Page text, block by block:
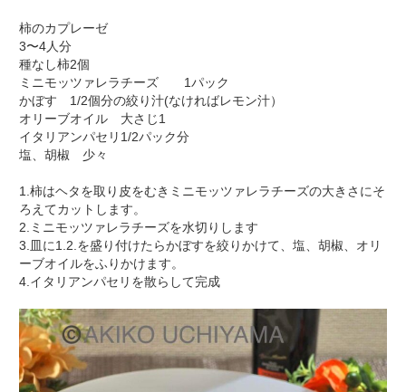
柿のカプレーゼ
3〜4人分
種なし柿2個
ミニモッツァレラチーズ 1パック
かぼす 1/2個分の絞り汁(なければレモン汁）
オリーブオイル 大さじ1
イタリアンパセリ1/2パック分
塩、胡椒 少々
1.柿はヘタを取り皮をむきミニモッツァレラチーズの大きさにそ
ろえてカットします。
2.ミニモッツァレラチーズを水切りします
3.皿に1.2.を盛り付けたらかぼすを絞りかけて、塩、胡椒、オリ
ーブオイルをふりかけます。
4.イタリアンパセリを散らして完成